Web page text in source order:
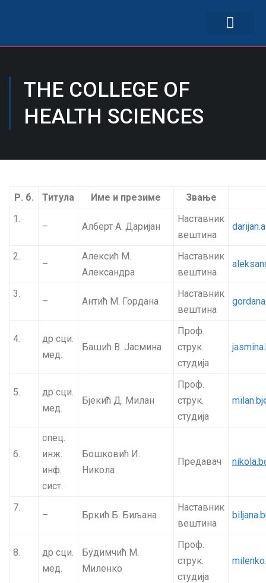
THE COLLEGE OF
HEALTH SCIENCES
Р. б. Титула Име и презиме
Звање
1.
– Алберт А. Даријан
Наставник
вештина
2.
–
Алексић М.
Александра
Наставник
вештина
3.
– Антић М. Гордана
Наставник
вештина
4.
др сци.
мед.
Башић В. Јасмина
Проф.
струк.
студија
5.
др сци.
мед.
Бјекић Д. Милан
Проф.
струк.
студија
6.
спец.
инж.
инф.
сист.
Бошковић И.
Никола
Предавач
7.
– Бркић Б. Биљана
Наставник
вештина
8.
др сци.
мед.
Будимчић М.
Миленко
Проф.
струк.
студија